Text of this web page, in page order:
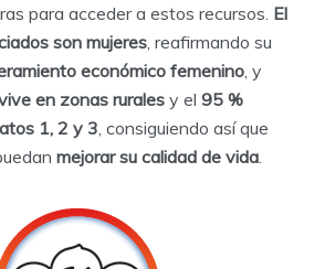
para acceder a estos recursos. El
son mujeres, reafirmando su
económico femenino, y
en zonas ruralesy el 95 %
1, 2 y 3 , consiguiendo así que
mejorar su calidad de vida.